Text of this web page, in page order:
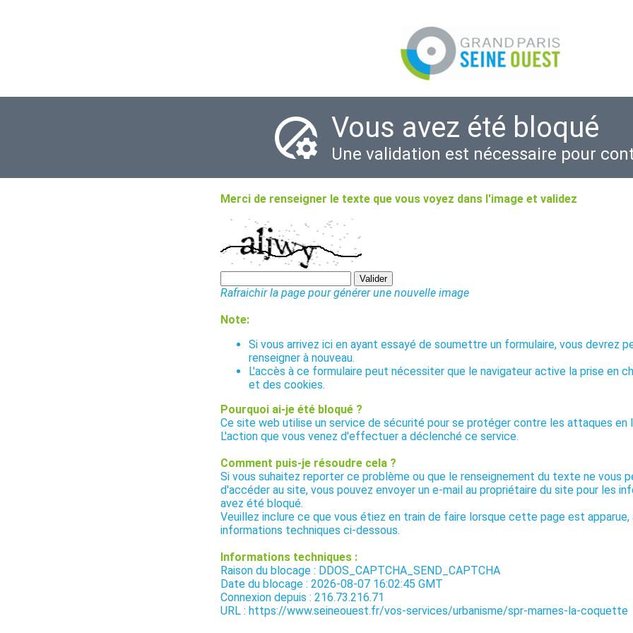
Vous avez été bloqué
Une validation est nécessaire pour
Merci de renseigner le texte que vous voyez dans l'image et validez
Rafraichir la page pour générer une nouvelle image
Note:
Si vous arrivez ici en ayant essayé de soumettre un formulaire, vous devrez
renseigner à nouveau.
L'accès à ce formulaire peut nécessiter que le navigateur active la prise en
et des cookies.
Pourquoi ai-je été bloqué ?
Ce site web utilise un service de sécurité pour se protéger contre les attaques en
L'action que vous venez d'effectuer a déclenché ce service.
Comment puis-je résoudre cela ?
Si vous suhaitez reporter ce problème ou que le renseignement du texte ne vous
d'accéder au site, vous pouvez envoyer un e-mail au propriétaire du site pour les
avez été bloqué.
Veuillez inclure ce que vous étiez en train de faire lorsque cette page est apparue,
informations techniques ci-dessous.
Informations techniques :
Raison du blocage : DDOS_CAPTCHA_SEND_CAPTCHA
Date du blocage : 2026-08-07 16:02:45 GMT
Connexion depuis : 216.73.216.71
URL : https://www.seineouest.fr/vos-services/urbanisme/spr-marnes-la-coquette